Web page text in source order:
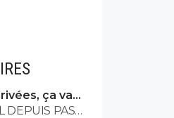
ça va
DEPUIS PAS